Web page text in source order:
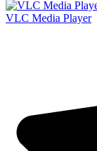
VLC Media Player